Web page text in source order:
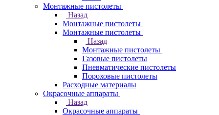
Монтажные пистолеты
Назад
Монтажные пистолеты
Монтажные пистолеты
Назад
Монтажные пистолеты
Газовые пистолеты
Пневматические пистолеты
Пороховые пистолеты
Расходные материалы
Окрасочные аппараты
Назад
Окрасочные аппараты